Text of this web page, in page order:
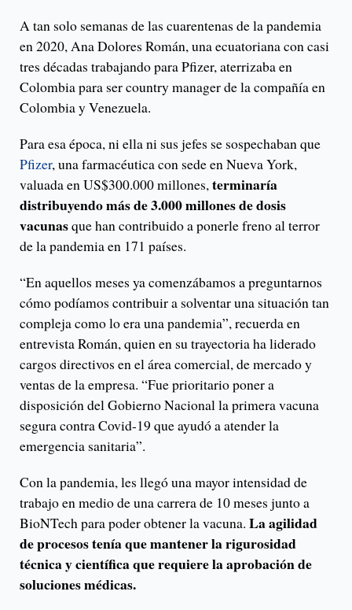
A tan solo semanas de las cuarentenas de la pandemia
en 2020, Ana Dolores Román, una ecuatoriana con casi
tres décadas trabajando para Pfizer, aterrizaba en
Colombia para ser country manager de la compañía en
Colombia y Venezuela.
Para esa época, ni ella ni sus jefes se sospechaban que
Pfizer, una farmacéutica con sede en Nueva York,
valuada en US$300.000 millones,terminaría
distribuyendo más de 3.000 millones de dosis
vacunasque han contribuido a ponerle freno al terror
de la pandemia en 171 países.
“En aquellos meses ya comenzábamos a preguntarnos
cómo podíamos contribuir a solventar una situación tan
compleja como lo era una pandemia”, recuerda en
entrevista Román, quien en su trayectoria ha liderado
cargos directivos en el área comercial, de mercado y
ventas de la empresa. “Fue prioritario poner a
disposición del Gobierno Nacional la primera vacuna
segura contra Covid-19 que ayudó a atender la
emergencia sanitaria”.
Con la pandemia, les llegó una mayor intensidad de
trabajo en medio de una carrera de 10 meses junto a
BioNTech para poder obtener la vacuna. La agilidad
de procesos tenía que mantener la rigurosidad
técnica y científica que requiere la aprobación de
soluciones médicas.